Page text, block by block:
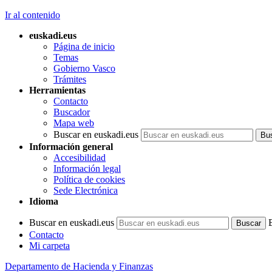
Ir al contenido
euskadi.eus
Página de inicio
Temas
Gobierno Vasco
Trámites
Herramientas
Contacto
Buscador
Mapa web
Buscar en euskadi.eus
Información general
Accesibilidad
Información legal
Política de cookies
Sede Electrónica
Idioma
Buscar en euskadi.eus
Contacto
Mi carpeta
Departamento de Hacienda y Finanzas